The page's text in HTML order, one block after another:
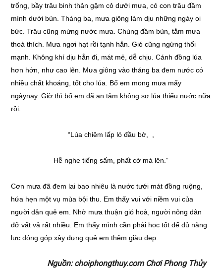
trống, bầy trâu binh thản gặm cỏ dưới mưa, có con trâu đầm
mình dưới bùn. Tháng ba, mưa giông làm dịu những ngày oi
bức. Trâu cũng mừng nước mưa. Chúng đầm bùn, tắm mưa
thoả thích. Mưa ngơi hạt rồi tạnh hẳn. Gió cũng ngừng thổi
mạnh. Không khí dịu hẳn đi, mát mẻ, dễ chịu. Cánh đồng lúa
hơn hớn, như cao lên. Mưa giông vào tháng ba đem nước có
nhiều chất khoáng, tốt cho lúa. Bố em mong mưa mấy
ngàynay. Giờ thì bố em đã an tâm không sợ lúa thiếu nước nữa
rồi.
“Lúa chiêm lấp ló đầu bờ, ,
Hễ nghe tiếng sấm, phất cờ mà lên.”
Cơn mưa đã đem lai bao nhiêu là nước tưới mát đồng ruộng,
hứa hẹn một vụ mùa bội thu. Em thấy vui với niềm vui của
người dân quê em. Nhờ mưa thuận gió hoà, người nông dân
đỡ vất vả rất nhiều. Em thấy mình cần phải học tốt để đủ năng
lực đóng góp xây dựng quê em thêm giàu đẹp.
Nguồn: choiphongthuy.com Chơi Phong Thủy